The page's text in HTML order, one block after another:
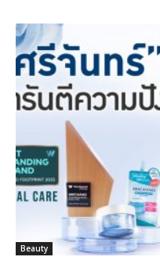
Beauty